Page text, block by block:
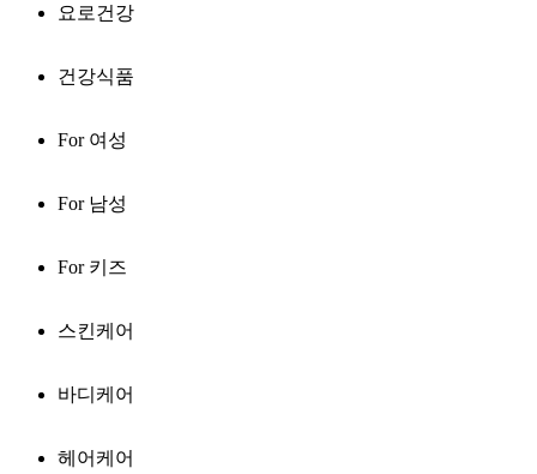
요로건강
건강식품
For 여성
For 남성
For 키즈
스킨케어
바디케어
헤어케어